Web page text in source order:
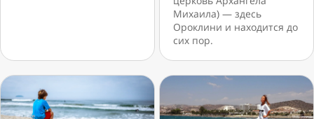
Михаила) — здесь
Ороклини и находится до
сих пор.